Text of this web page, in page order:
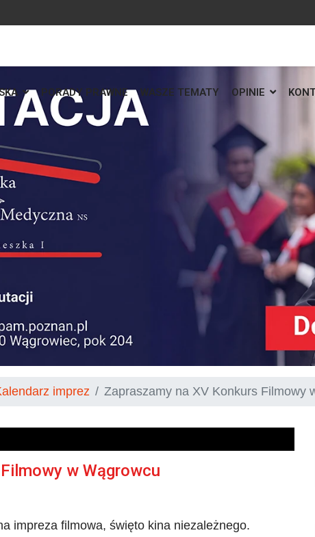
PORADY PRAWNE WASZE TEMATY OPINIE
imprez Zapraszamy na XV Konkurs Filmowy
w Wągrowcu
impreza filmowa, święto kina niezależnego.